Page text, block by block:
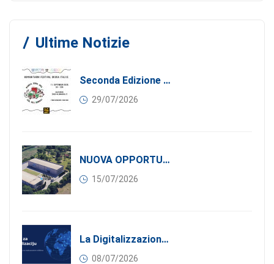
Ultime Notizie
Seconda Edizione Di MANGIA. DONA. AMA: Quando La Gastronomia Incontra La Solidarietà, 11 Settembre 2026
29/07/2026
NUOVA OPPORTUNITÀ DI BUSINESS PER I SOCI DI CONFINDUSTRIA SERBIA: Affitasi Un Moderno Capannone Industriale A Pančevo – 1.200 M² Nella Zona Industriale
15/07/2026
La Digitalizzazione Come Motore Dell’internazionalizzazione
08/07/2026